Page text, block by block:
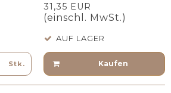
31,35 EUR
(einschl. MwSt.)
AUF LAGER
Stk. Kaufen